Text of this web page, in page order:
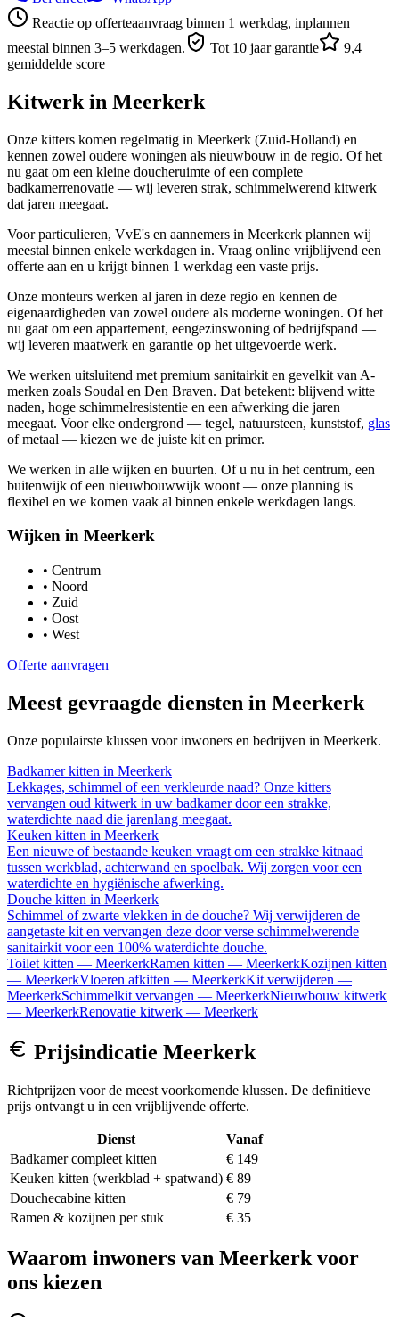
Reactie op offerteaanvraag binnen 1 werkdag, inplannen
meestal binnen 3–5 werkdagen.
Tot 10 jaar garantie
9,4
gemiddelde score
Kitwerk in Meerkerk
Onze kitters komen regelmatig in Meerkerk (Zuid-Holland) en
kennen zowel oudere woningen als nieuwbouw in de regio. Of het
nu gaat om een kleine doucheruimte of een complete
badkamerrenovatie — wij leveren strak, schimmelwerend kitwerk
dat jaren meegaat.
Voor particulieren, VvE's en aannemers in Meerkerk plannen wij
meestal binnen enkele werkdagen in. Vraag online vrijblijvend een
offerte aan en u krijgt binnen 1 werkdag een vaste prijs.
Onze monteurs werken al jaren in deze regio en kennen de
eigenaardigheden van zowel oudere als moderne woningen. Of het
nu gaat om een appartement, eengezinswoning of bedrijfspand —
wij leveren maatwerk en garantie op het uitgevoerde werk.
We werken uitsluitend met premium sanitairkit en gevelkit van A-
merken zoals Soudal en Den Braven. Dat betekent: blijvend witte
naden, hoge schimmelresistentie en een afwerking die jaren
meegaat. Voor elke ondergrond — tegel, natuursteen, kunststof, glas
of metaal — kiezen we de juiste kit en primer.
We werken in alle wijken en buurten. Of u nu in het centrum, een
buitenwijk of een nieuwbouwwijk woont — onze planning is
flexibel en we komen vaak al binnen enkele werkdagen langs.
Wijken in Meerkerk
• Centrum
• Noord
• Zuid
• Oost
• West
Offerte aanvragen
Meest gevraagde diensten in Meerkerk
Onze populairste klussen voor inwoners en bedrijven in Meerkerk.
Badkamer kitten in Meerkerk
Lekkages, schimmel of een verkleurde naad? Onze kitters
vervangen oud kitwerk in uw badkamer door een strakke,
waterdichte naad die jarenlang meegaat.
Keuken kitten in Meerkerk
Een nieuwe of bestaande keuken vraagt om een strakke kitnaad
tussen werkblad, achterwand en spoelbak. Wij zorgen voor een
waterdichte en hygiënische afwerking.
Douche kitten in Meerkerk
Schimmel of zwarte vlekken in de douche? Wij verwijderen de
aangetaste kit en vervangen deze door verse schimmelwerende
sanitairkit voor een 100% waterdichte douche.
Toilet kitten — MeerkerkRamen kitten — MeerkerkKozijnen kitten
— MeerkerkVloeren afkitten — MeerkerkKit verwijderen —
MeerkerkSchimmelkit vervangen — MeerkerkNieuwbouw kitwerk
— MeerkerkRenovatie kitwerk — Meerkerk
Prijsindicatie Meerkerk
Richtprijzen voor de meest voorkomende klussen. De definitieve
prijs ontvangt u in een vrijblijvende offerte.
Dienst
Vanaf
Badkamer compleet kitten
€ 149
Keuken kitten (werkblad + spatwand) € 89
Douchecabine kitten
€ 79
Ramen & kozijnen per stuk
€ 35
Waarom inwoners van Meerkerk voor
ons kiezen